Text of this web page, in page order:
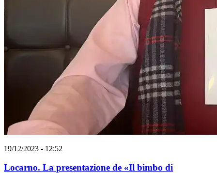
19/12/2023 - 12:52
Locarno. La presentazione de «Il bimbo di